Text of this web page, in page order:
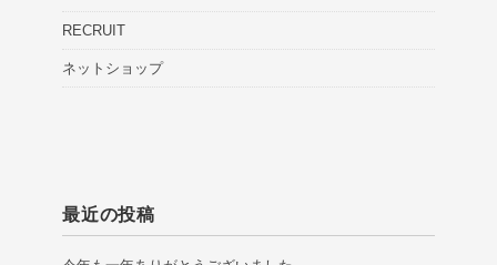
RECRUIT
ネットショップ
最近の投稿